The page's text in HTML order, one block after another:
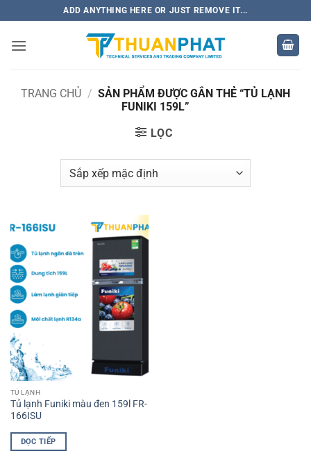
qua
nội
ADD ANYTHING HERE OR JUST REMOVE IT...
TRANG CHỦ / SẢN PHẨM ĐƯỢC GẮN THẺ “TỦ LẠNH
FUNIKI 159L”
LỌC
TỦ LẠNH
Tủ lạnh Funiki màu đen 159l FR-
166ISU
ĐỌC TIẾP